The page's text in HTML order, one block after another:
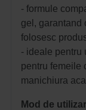
- formule
gel, garantand
folosesc
- ideale pentru
pentru femeile
manichiura
Mod de